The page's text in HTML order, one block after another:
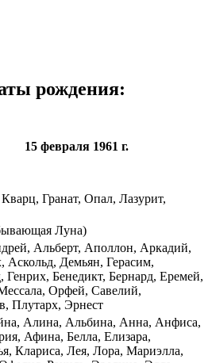
рождения:
15 февраля 1961 г.
Гранат, Опал, Лазурит,
Луна)
Альберт, Аполлон, Аркадий,
Аскольд, Демьян, Герасим,
Генрих, Бенедикт, Бернард, Еремей,
Орфей, Савелий,
Плутарх, Эрнест
Алина, Альбина, Анна, Анфиса,
Афина, Белла, Елизара,
Клариса, Лея, Лора, Мариэлла,